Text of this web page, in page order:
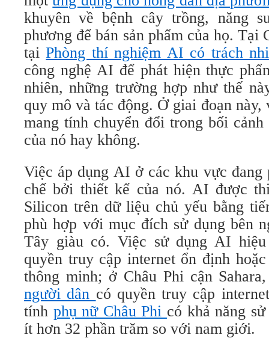
khuyên về bệnh cây trồng, năng
phương để bán sản phẩm của họ. Tại
tạiPhòng thí nghiệm AI có trách
công nghệ AI để phát hiện thực
nhiên, những trường hợp như thế
quy mô và tác động. Ở giai đoạn
mang tính chuyển đổi trong bối
của nó hay không.
Việc áp dụng AI ở các khu vực đang
chế bởi thiết kế của nó. AI được
Silicon trên dữ liệu chủ yếu bằng
phù hợp với mục đích sử dụng bên
Tây giàu có. Việc sử dụng AI
quyền truy cập internet ổn định
thông minh; ở Châu Phi cận
người dân có quyền truy cập
tính phụ nữ Châu Phi có khả năng
ít hơn 32 phần trăm so với nam giới.